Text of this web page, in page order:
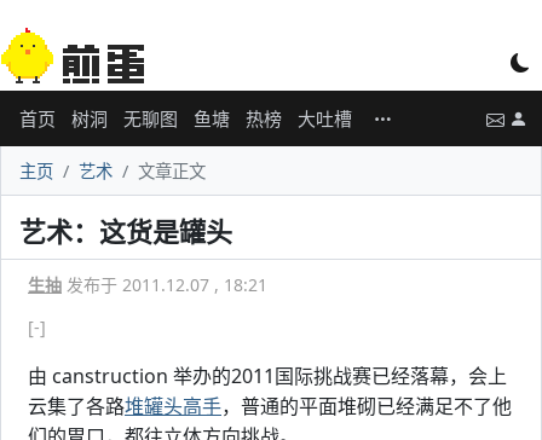
首页 树洞 无聊图 鱼塘 热榜 大吐槽
主页 艺术 文章正文
艺术：这货是罐头
生抽 发布于 2011.12.07 , 18:21
[-]
由 canstruction 举办的2011国际挑战赛已经落幕，会上
云集了各路堆罐头高手，普通的平面堆砌已经满足不了他